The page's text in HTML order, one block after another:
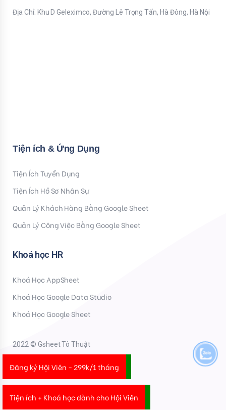
Đăng ký Hội Viên - 299k/1 tháng
Tiện ích + Khoá học dành cho Hội Viên
Địa Chỉ: Khu D Geleximco, Đường Lê Trọng Tấn, Hà Đông, Hà Nội
Tiện ích & Ứng Dụng
Tiện Ích Tuyển Dụng
Tiện Ích Hồ Sơ Nhân Sự
Quản Lý Khách Hàng Bằng Google Sheet
Quản Lý Công Việc Bằng Google Sheet
Khoá học HR
Khoá Học AppSheet
Khoá Học Google Data Studio
Khoá Học Google Sheet
2022 © Gsheet Tô Thuật